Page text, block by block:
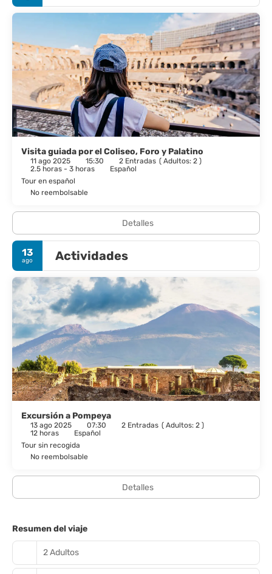
Visita guiada por el Coliseo, Foro y Palatino
11 ago 2025 15:30 2 Entradas ( Adultos: 2 )
2.5 horas - 3 horas
Español
Tour en español
No reembolsable
Detalles
13
ago Actividades
Excursión a Pompeya
13 ago 2025 07:30 2 Entradas ( Adultos: 2 )
12 horas
Español
Tour sin recogida
No reembolsable
Detalles
Resumen del viaje
2 Adultos